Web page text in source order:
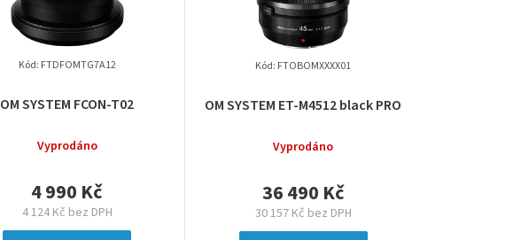
o
OM SYSTEM FCON-T02
Vyprodáno
4 124 Kč bez DPH
4 990 Kč
Kód: FTDFOMTG7A12
OM SYSTEM ET-M4512 black PRO
Vyprodáno
30 157 Kč bez DPH
36 490 Kč
Kód: FTOBOMXXXX01